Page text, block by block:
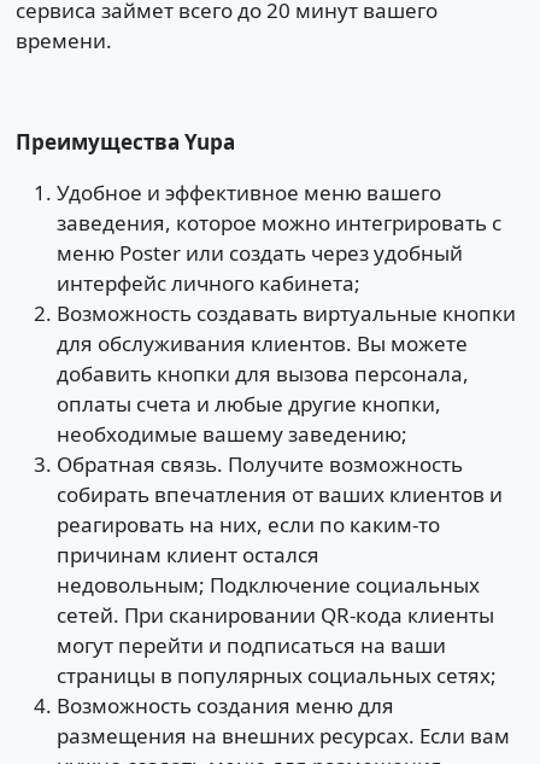
сервиса займет всего до 20 минут вашего
времени.
Преимущества Yupa
Удобное и эффективное меню вашего
заведения, которое можно интегрировать с
меню Poster или создать через удобный
интерфейс личного кабинета;
Возможность создавать виртуальные кнопки
для обслуживания клиентов. Вы можете
добавить кнопки для вызова персонала,
оплаты счета и любые другие кнопки,
необходимые вашему заведению;
Обратная связь. Получите возможность
собирать впечатления от ваших клиентов и
реагировать на них, если по каким-то
причинам клиент остался
недовольным; Подключение социальных
сетей. При сканировании QR-кода клиенты
могут перейти и подписаться на ваши
страницы в популярных социальных сетях;
Возможность создания меню для
размещения на внешних ресурсах. Если вам